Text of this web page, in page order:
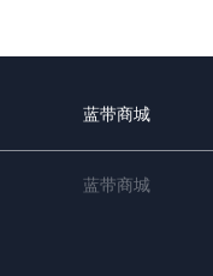
蓝带商城
蓝带商城